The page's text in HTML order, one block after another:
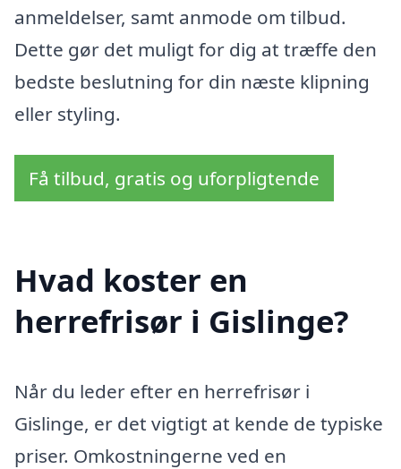
anmeldelser, samt anmode om tilbud.
Dette gør det muligt for dig at træffe den
bedste beslutning for din næste klipning
eller styling.
Få tilbud, gratis og uforpligtende
Hvad koster en
herrefrisør i Gislinge?
Når du leder efter en herrefrisør i
Gislinge, er det vigtigt at kende de typiske
priser. Omkostningerne ved en